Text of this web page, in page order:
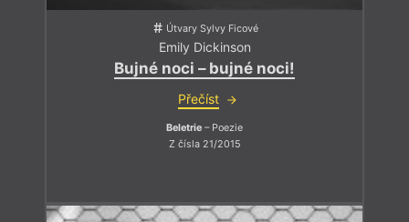
Útvary Sylvy Ficové
Emily Dickinson
Bujné noci – bujné noci!
Přečíst
Beletrie – Poezie
Z čísla 21/2015